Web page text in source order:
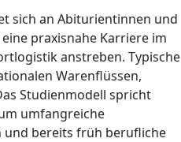
sich an Abiturientinnen und
praxisnahe Karriere im
anstreben. Typische
Warenflüssen,
Studienmodell spricht
umfangreiche
und bereits früh berufliche